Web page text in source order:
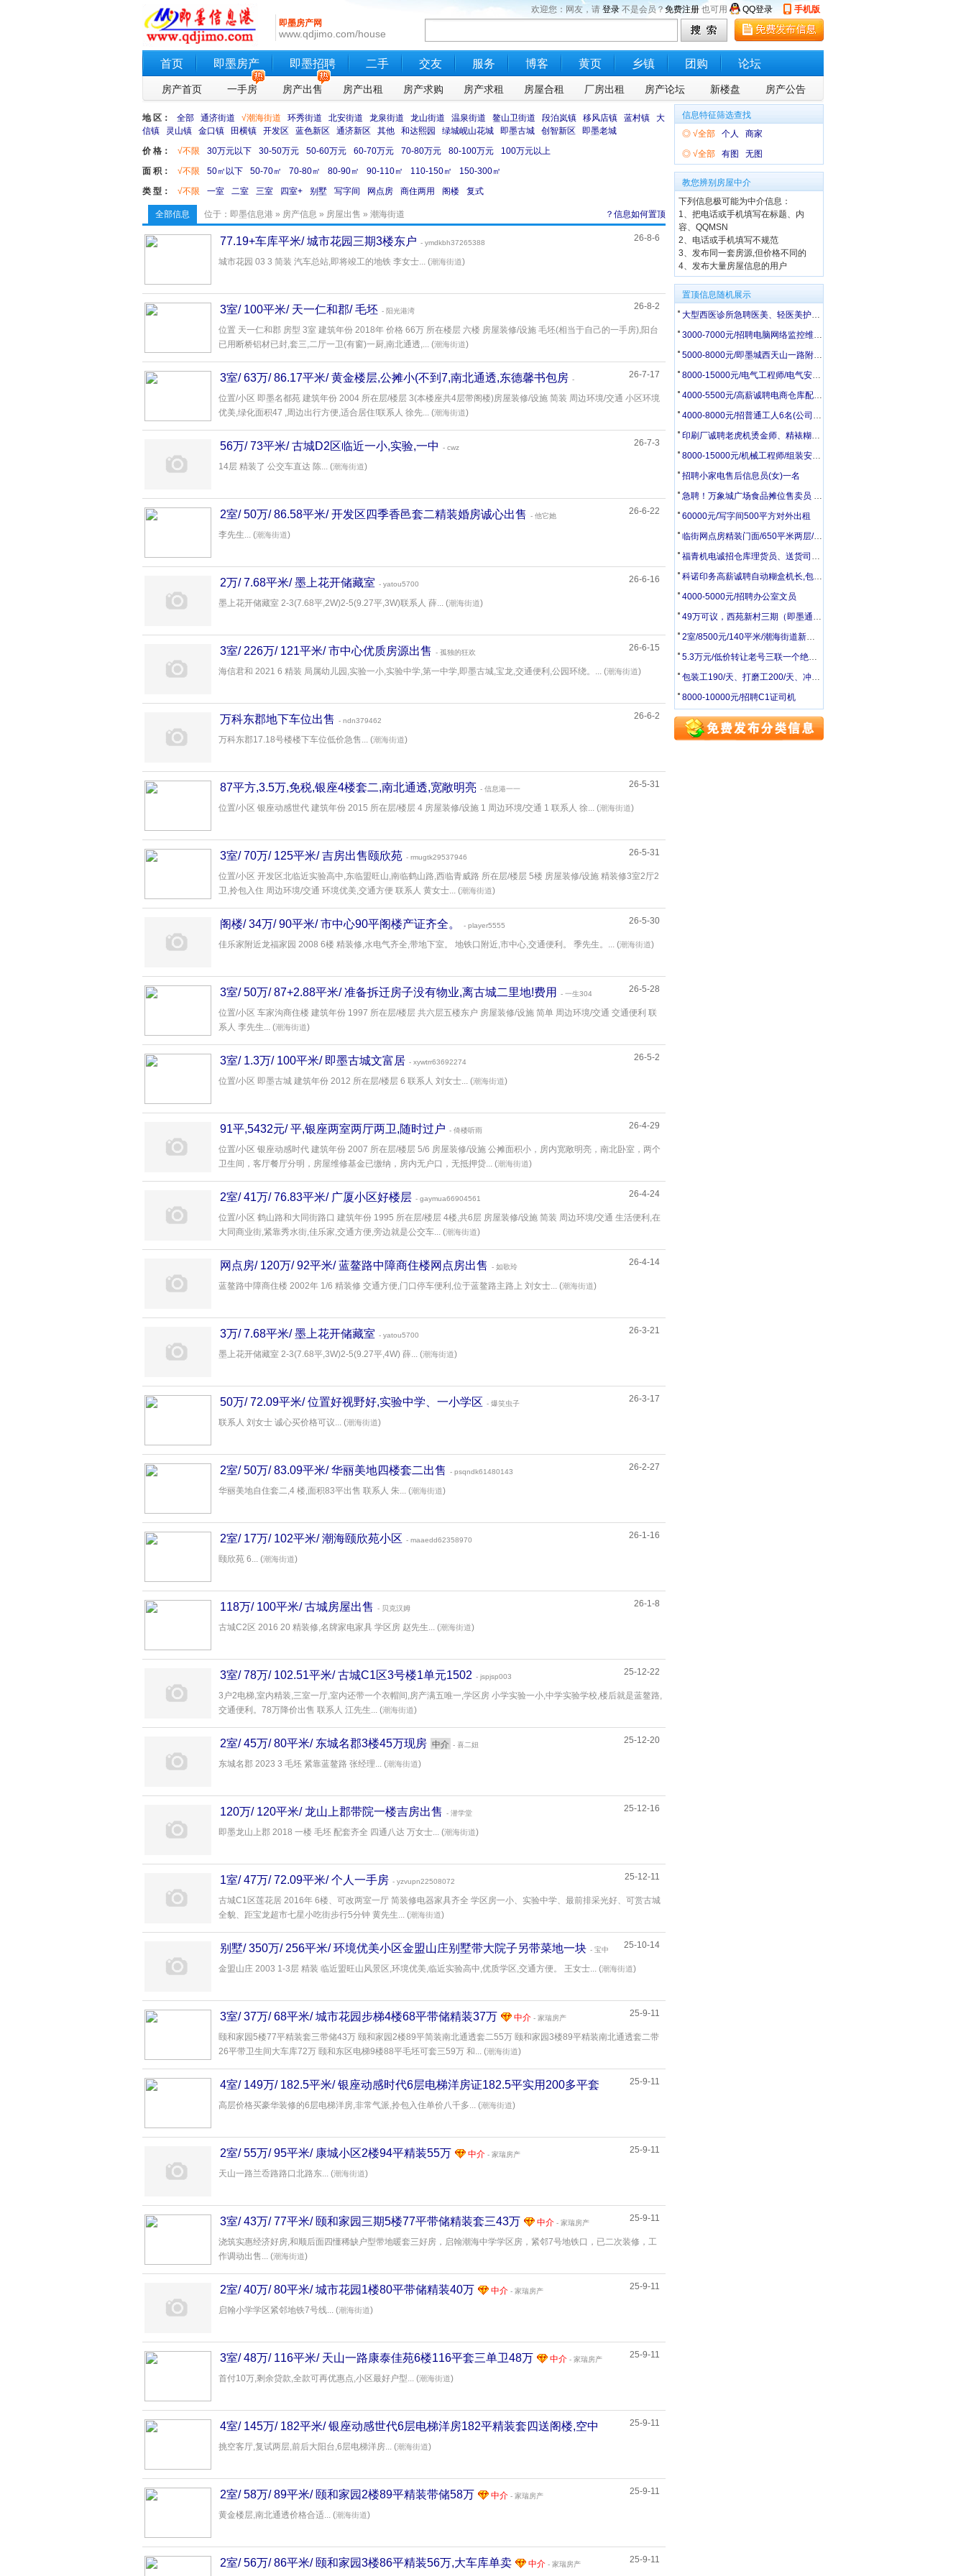
即墨房产网
www.qdjimo.com/house
欢迎您：网友，请 登录 不是会员？免费注册 也可用 QQ登录 手机版
首页 即墨房产 即墨招聘 二手 交友 服务 博客 黄页 乡镇 团购 论坛
房产首页 一手房 房产出售 房产出租 房产求购 房产求租 房屋合租 厂房出租 房产论坛 新楼盘 房产公告
地 区： 全部 通济街道 √潮海街道 环秀街道 北安街道 龙泉街道 龙山街道 温泉街道 鳌山卫街道 段泊岚镇 移风店镇 蓝村镇
大
信镇
灵山镇 金口镇 田横镇 开发区 蓝色新区 通济新区 其他 和达熙园 绿城岘山花城 即墨古城 创智新区
即墨老城
价 格：
√不限 30万元以下 30-50万元 50-60万元 60-70万元 70-80万元 80-100万元
100万元以上
面 积：
√不限 50㎡以下 50-70㎡ 70-80㎡ 80-90㎡ 90-110㎡ 110-150㎡
150-300㎡
类 型：
√不限 一室 二室 三室 四室+ 别墅 写字间 网点房 商住两用 阁楼 复式
全部信息 位于： 即墨信息港 » 房产信息 » 房屋出售 » 潮海街道 ？信息如何置顶
26-8-6
77.19+车库平米/ 城市花园三期3楼东户 - ymdkbh37265388
城市花园 03 3 简装 汽车总站,即将竣工的地铁 李女士... (潮海街道)
26-8-2
3室/ 100平米/ 天一仁和郡/ 毛坯 - 阳光港湾
位置 天一仁和郡 房型 3室 建筑年份 2018年 价格 66万 所在楼层 六楼 房屋装修/设施 毛坯(相当于自己的一手房),阳台
已用断桥铝材已封,套三,二厅一卫(有窗)一厨,南北通透,... (潮海街道)
26-7-17
3室/ 63万/ 86.17平米/ 黄金楼层,公摊小(不到7,南北通透,东德馨书包房 -
位置/小区 即墨名都苑 建筑年份 2004 所在层/楼层 3(本楼座共4层带阁楼)房屋装修/设施 简装 周边环境/交通 小区环境
优美,绿化面积47 ,周边出行方便,适合居住!联系人 徐先... (潮海街道)
26-7-3
56万/ 73平米/ 古城D2区临近一小,实验,一中 - cwz
14层 精装了 公交车直达 陈... (潮海街道)
26-6-22
2室/ 50万/ 86.58平米/ 开发区四季香邑套二精装婚房诚心出售 - 他它她
李先生... (潮海街道)
26-6-16
2万/ 7.68平米/ 墨上花开储藏室 - yatou5700
墨上花开储藏室 2-3(7.68平,2W)2-5(9.27平,3W)联系人 薛... (潮海街道)
26-6-15
3室/ 226万/ 121平米/ 市中心优质房源出售 - 孤独的狂欢
海信君和 2021 6 精装 局属幼儿园,实验一小,实验中学,第一中学,即墨古城,宝龙,交通便利,公园环绕。... (潮海街道)
26-6-2
万科东郡地下车位出售 - ndn379462
万科东郡17.18号楼楼下车位低价急售... (潮海街道)
26-5-31
87平方,3.5万,免税,银座4楼套二,南北通透,宽敞明亮 - 信息港一一
位置/小区 银座动感世代 建筑年份 2015 所在层/楼层 4 房屋装修/设施 1 周边环境/交通 1 联系人 徐... (潮海街道)
26-5-31
3室/ 70万/ 125平米/ 吉房出售颐欣苑 - rmugtk29537946
位置/小区 开发区北临近实验高中,东临盟旺山,南临鹤山路,西临青威路 所在层/楼层 5楼 房屋装修/设施 精装修3室2厅2
卫,拎包入住 周边环境/交通 环境优美,交通方便 联系人 黄女士... (潮海街道)
26-5-30
阁楼/ 34万/ 90平米/ 市中心90平阁楼产证齐全。 - player5555
佳乐家附近龙福家园 2008 6楼 精装修,水电气齐全,带地下室。 地铁口附近,市中心,交通便利。 季先生。... (潮海街道)
26-5-28
3室/ 50万/ 87+2.88平米/ 准备拆迁房子没有物业,离古城二里地!费用 - 一生304
位置/小区 车家沟商住楼 建筑年份 1997 所在层/楼层 共六层五楼东户 房屋装修/设施 简单 周边环境/交通 交通便利 联
系人 李先生... (潮海街道)
26-5-2
3室/ 1.3万/ 100平米/ 即墨古城文富居 - xywtrr63692274
位置/小区 即墨古城 建筑年份 2012 所在层/楼层 6 联系人 刘女士... (潮海街道)
26-4-29
91平,5432元/ 平,银座两室两厅两卫,随时过户 - 倚楼听雨
位置/小区 银座动感时代 建筑年份 2007 所在层/楼层 5/6 房屋装修/设施 公摊面积小，房内宽敞明亮，南北卧室，两个
卫生间，客厅餐厅分明，房屋维修基金已缴纳，房内无户口，无抵押贷... (潮海街道)
26-4-24
2室/ 41万/ 76.83平米/ 广厦小区好楼层 - gaymua66904561
位置/小区 鹤山路和大同街路口 建筑年份 1995 所在层/楼层 4楼,共6层 房屋装修/设施 简装 周边环境/交通 生活便利,在
大同商业街,紧靠秀水街,佳乐家,交通方便,旁边就是公交车... (潮海街道)
26-4-14
网点房/ 120万/ 92平米/ 蓝鳌路中障商住楼网点房出售 - 如歌玲
蓝鳌路中障商住楼 2002年 1/6 精装修 交通方便,门口停车便利,位于蓝鳌路主路上 刘女士... (潮海街道)
26-3-21
3万/ 7.68平米/ 墨上花开储藏室 - yatou5700
墨上花开储藏室 2-3(7.68平,3W)2-5(9.27平,4W) 薛... (潮海街道)
26-3-17
50万/ 72.09平米/ 位置好视野好,实验中学、一小学区 - 爆笑虫子
联系人 刘女士 诚心买价格可议... (潮海街道)
26-2-27
2室/ 50万/ 83.09平米/ 华丽美地四楼套二出售 - psqndk61480143
华丽美地自住套二,4 楼,面积83平出售 联系人 朱... (潮海街道)
26-1-16
2室/ 17万/ 102平米/ 潮海颐欣苑小区 - maaedd62358970
颐欣苑 6... (潮海街道)
26-1-8
118万/ 100平米/ 古城房屋出售 - 贝克汉姆
古城C2区 2016 20 精装修,名牌家电家具 学区房 赵先生... (潮海街道)
25-12-22
3室/ 78万/ 102.51平米/ 古城C1区3号楼1单元1502 - jspjsp003
3户2电梯,室内精装,三室一厅,室内还带一个衣帽间,房产满五唯一,学区房 小学实验一小,中学实验学校,楼后就是蓝鳌路,
交通便利。78万降价出售 联系人 江先生... (潮海街道)
25-12-20
2室/ 45万/ 80平米/ 东城名郡3楼45万现房 中介 - 喜二妞
东城名郡 2023 3 毛坯 紧靠蓝鳌路 张经理... (潮海街道)
25-12-16
120万/ 120平米/ 龙山上郡带院一楼吉房出售 - 潜学堂
即墨龙山上郡 2018 一楼 毛坯 配套齐全 四通八达 万女士... (潮海街道)
25-12-11
1室/ 47万/ 72.09平米/ 个人一手房 - yzvupn22508072
古城C1区莲花居 2016年 6楼、可改两室一厅 简装修电器家具齐全 学区房一小、实验中学、最前排采光好、可赏古城
全貌、距宝龙超市七星小吃街步行5分钟 黄先生... (潮海街道)
25-10-14
别墅/ 350万/ 256平米/ 环境优美小区金盟山庄别墅带大院子另带菜地一块 - 宝中
金盟山庄 2003 1-3层 精装 临近盟旺山风景区,环境优美,临近实验高中,优质学区,交通方便。 王女士... (潮海街道)
25-9-11
3室/ 37万/ 68平米/ 城市花园步梯4楼68平带储精装37万 中介 - 家瑞房产
颐和家园5楼77平精装套三带储43万 颐和家园2楼89平简装南北通透套二55万 颐和家园3楼89平精装南北通透套二带
26平带卫生间大车库72万 颐和东区电梯9楼88平毛坯可套三59万 和... (潮海街道)
25-9-11
4室/ 149万/ 182.5平米/ 银座动感时代6层电梯洋房证182.5平实用200多平套
四双卫
中介- 家瑞房产
高层价格买豪华装修的6层电梯洋房,非常气派,拎包入住单价八千多... (潮海街道)
25-9-11
2室/ 55万/ 95平米/ 康城小区2楼94平精装55万 中介 - 家瑞房产
天山一路兰岙路路口北路东... (潮海街道)
25-9-11
3室/ 43万/ 77平米/ 颐和家园三期5楼77平带储精装套三43万 中介 - 家瑞房产
浇筑实惠经济好房,和顺后面四懂稀缺户型带地暖套三好房，启翰潮海中学学区房，紧邻7号地铁口，已二次装修，工
作调动出售... (潮海街道)
25-9-11
2室/ 40万/ 80平米/ 城市花园1楼80平带储精装40万 中介 - 家瑞房产
启翰小学学区紧邻地铁7号线... (潮海街道)
25-9-11
3室/ 48万/ 116平米/ 天山一路康泰佳苑6楼116平套三单卫48万 中介 - 家瑞房产
首付10万,剩余贷款,全款可再优惠点,小区最好户型... (潮海街道)
25-9-11
4室/ 145万/ 182平米/ 银座动感世代6层电梯洋房182平精装套四送阁楼,空中
小院14
中介- 家瑞房产
挑空客厅,复试两层,前后大阳台,6层电梯洋房... (潮海街道)
25-9-11
2室/ 58万/ 89平米/ 颐和家园2楼89平精装带储58万 中介 - 家瑞房产
黄金楼层,南北通透价格合适... (潮海街道)
25-9-11
2室/ 56万/ 86平米/ 颐和家园3楼86平精装56万,大车库单卖 中介 - 家瑞房产
信息特征筛选查找
◎ √全部 个人
商家
◎ √全部 有图 无图
教您辨别房屋中介
下列信息极可能为中介信息：
1、把电话或手机填写在标题、内
容、QQMSN
2、电话或手机填写不规范
3、发布同一套房源,但价格不同的
4、发布大量房屋信息的用户
置顶信息随机展示
大型西医诊所急聘医美、轻医美护士（有经验优先）
3000-7000元/招聘电脑网络监控维修员
5000-8000元/即墨城西天山一路附近招聘司机2名
8000-15000元/电气工程师/电气安装工/电工配盘工
4000-5500元/高薪诚聘电商仓库配货打包3人
4000-8000元/招普通工人6名(公司在28中附近)
印刷厂诚聘老虎机烫金师、精裱糊盒调度、机刀工、男女普工
8000-15000元/机械工程师/组装安装工/钳工/电焊钣金工
招聘小家电售后信息员(女)一名
急聘！万象城广场食品摊位售卖员 5500-6000 + 车补
60000元/写字间500平方对外出租
临街网点房精装门面/650平米两层/大同街与振华街交界处(原新世界大厦路口处)
福青机电诚招仓库理货员、送货司机、电商运营、销售内勤
科诺印务高薪诚聘自动糊盒机长,包装检品工,胶印机副工,模切工,统计
4000-5000元/招聘办公室文员
49万可议，西苑新村三期（即墨通济）黄金楼层83.17平 出售
2室/8500元/140平米/潮海街道新建村平房140平带院有井水
5.3万元/低价转让老号三联一个绝对好号
包装工190/天、打磨工200/天、冲床、压力机操作240/天
8000-10000元/招聘C1证司机